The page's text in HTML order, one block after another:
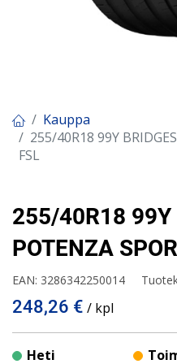
Kauppa
255/40R18 99Y
FSL
255/40R18 99Y
POTENZA
EAN: 3286342250014
248,26 € / kpl
Heti